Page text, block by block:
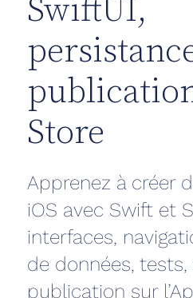
SwiftUI,
Store
Apprenez à créer
iOS avec Swift et
interfaces,
de données, tests,
publication sur